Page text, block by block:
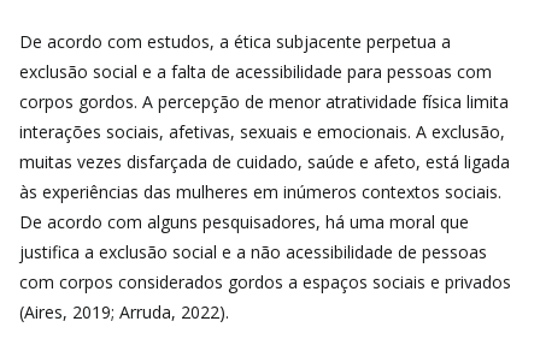
De acordo com estudos, a ética subjacente perpetua a
exclusão social e a falta de acessibilidade para pessoas com
corpos gordos. A percepção de menor atratividade física limita
interações sociais, afetivas, sexuais e emocionais. A exclusão,
muitas vezes disfarçada de cuidado, saúde e afeto, está ligada
às experiências das mulheres em inúmeros contextos sociais.
De acordo com alguns pesquisadores, há uma moral que
justifica a exclusão social e a não acessibilidade de pessoas
com corpos considerados gordos a espaços sociais e privados
(Aires, 2019; Arruda, 2022).